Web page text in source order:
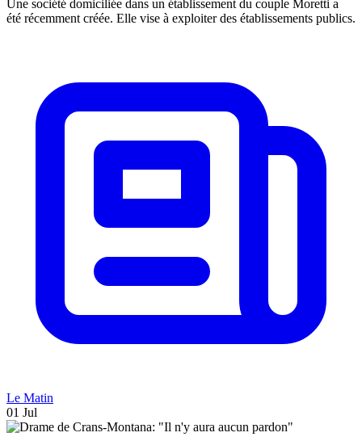
Une société domiciliée dans un établissement du couple Moretti a
été récemment créée. Elle vise à exploiter des établissements publics.
Le Matin
01 Jul